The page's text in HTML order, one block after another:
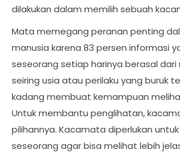
dilakukan dalam memilih sebuah
Mata memegang peranan penting
manusia karena 83 persen informasi
seseorang setiap harinya berasal dari
seiring usia atau perilaku yang buruk
kadang membuat kemampuan
Untuk membantu penglihatan,
pilihannya. Kacamata diperlukan
seseorang agar bisa melihat lebih